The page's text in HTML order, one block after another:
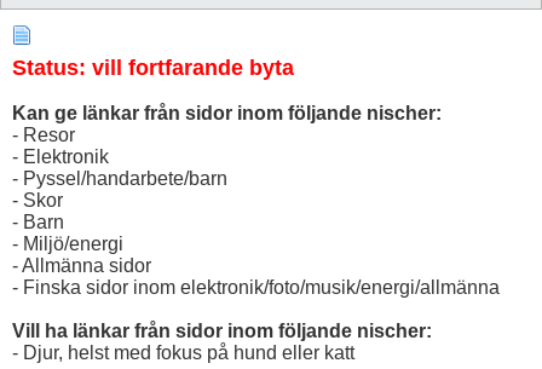
Status: vill fortfarande byta
Kan ge länkar från sidor inom följande nischer:
- Resor
- Elektronik
- Pyssel/handarbete/barn
- Skor
- Barn
- Miljö/energi
- Allmänna sidor
- Finska sidor inom elektronik/foto/musik/energi/allmänna
Vill ha länkar från sidor inom följande nischer:
- Djur, helst med fokus på hund eller katt